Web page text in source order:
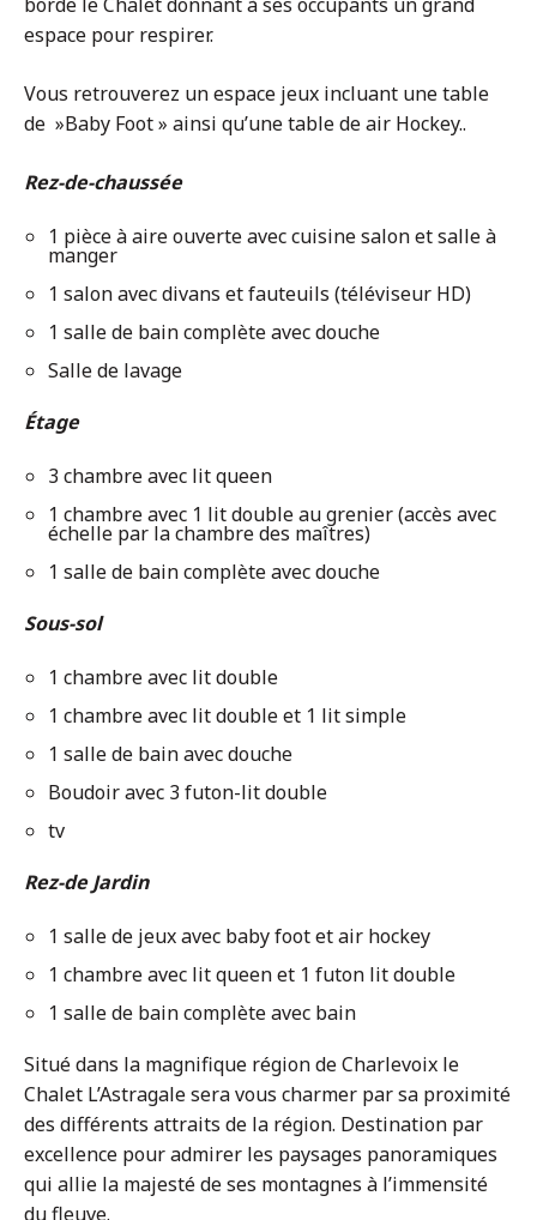
espace pour respirer.
Vous retrouverez un espace jeux incluant une table
de »Baby Foot » ainsi qu’une table de air Hockey..
Rez-de-chaussée
1 pièce à aire ouverte avec cuisine salon et salle à
manger
1 salon avec divans et fauteuils (téléviseur HD)
1 salle de bain complète avec douche
Salle de lavage
Étage
3 chambre avec lit queen
1 chambre avec 1 lit double au grenier (accès avec
échelle par la chambre des maîtres)
1 salle de bain complète avec douche
Sous-sol
1 chambre avec lit double
1 chambre avec lit double et 1 lit simple
1 salle de bain avec douche
Boudoir avec 3 futon-lit double
tv
Rez-de Jardin
1 salle de jeux avec baby foot et air hockey
1 chambre avec lit queen et 1 futon lit double
1 salle de bain complète avec bain
Situé dans la magnifique région de Charlevoix le
Chalet L’Astragale sera vous charmer par sa proximité
des différents attraits de la région. Destination par
excellence pour admirer les paysages panoramiques
qui allie la majesté de ses montagnes à l’immensité
du fleuve.